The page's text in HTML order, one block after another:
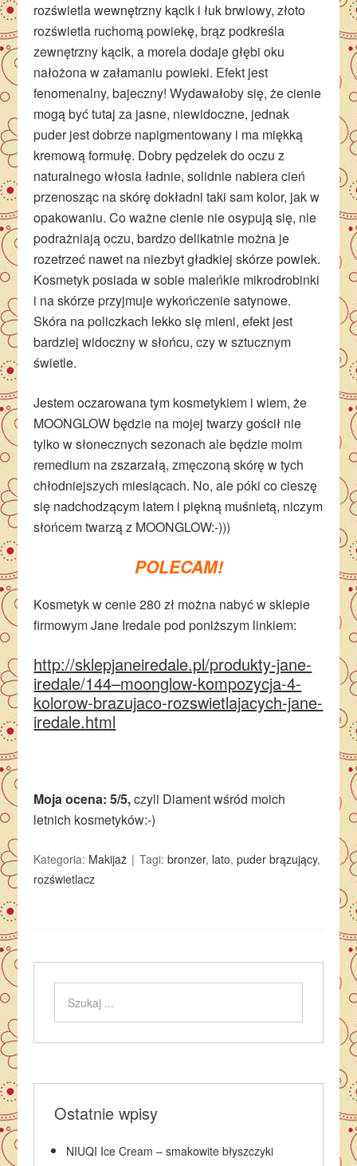
rozświetla wewnętrzny kącik i łuk brwiowy, złoto
rozświetla ruchomą powiekę, brąz podkreśla
zewnętrzny kącik, a morela dodaje głębi oku
nałożona w załamaniu powieki. Efekt jest
fenomenalny, bajeczny! Wydawałoby się, że cienie
mogą być tutaj za jasne, niewidoczne, jednak
puder jest dobrze napigmentowany i ma miękką
kremową formułę. Dobry pędzelek do oczu z
naturalnego włosia ładnie, solidnie nabiera cień
przenosząc na skórę dokładni taki sam kolor, jak w
opakowaniu. Co ważne cienie nie osypują się, nie
podrażniają oczu, bardzo delikatnie można je
rozetrzeć nawet na niezbyt gładkiej skórze powiek.
Kosmetyk posiada w sobie maleńkie mikrodrobinki
i na skórze przyjmuje wykończenie satynowe.
Skóra na policzkach lekko się mieni, efekt jest
bardziej widoczny w słońcu, czy w sztucznym
świetle.
Jestem oczarowana tym kosmetykiem i wiem, że
MOONGLOW będzie na mojej twarzy gościł nie
tylko w słonecznych sezonach ale będzie moim
remedium na zszarzałą, zmęczoną skórę w tych
chłodniejszych miesiącach. No, ale póki co cieszę
się nadchodzącym latem i piękną muśnietą, niczym
słońcem twarzą z MOONGLOW:-)))
POLECAM!
Kosmetyk w cenie 280 zł można nabyć w sklepie
firmowym Jane Iredale pod poniższym linkiem:
http://sklepjaneiredale.pl/produkty-jane-
iredale/144–moonglow-kompozycja-4-
kolorow-brazujaco-rozswietlajacych-jane-
iredale.html
Moja ocena: 5/5,czyli Diament wśród moich
letnich kosmetyków:-)
Kategoria: Makijaż Tagi:bronzer, lato,puder brązujący,
rozświetlacz
Ostatnie wpisy
NIUQI Ice Cream – smakowite błyszczyki